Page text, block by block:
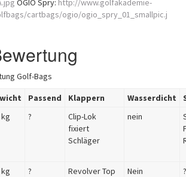
OGIO Spry: http://www.golfakademie-
cartbags/ogio/ogio_spry_01_smallpic.j
Golf-Bags
Passend Klappern Wasserdicht
?
Clip-Lok
fixiert
Schläger
nein
?
Revolver Top
Nein ?